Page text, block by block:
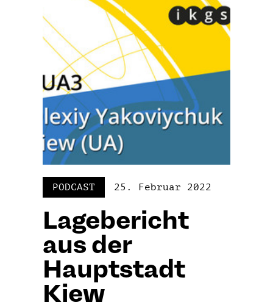
PODCAST 25. Februar 2022
Lagebericht
aus der
Hauptstadt
Kiew